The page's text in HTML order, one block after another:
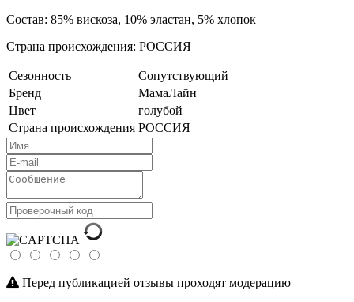
Состав: 85% вискоза, 10% эластан, 5% хлопок
Страна происхождения: РОССИЯ
Сезонность
Сопутствующий
Бренд
МамаЛайн
Цвет
голубой
Страна происхождения РОССИЯ
Перед публикацией отзывы проходят модерацию